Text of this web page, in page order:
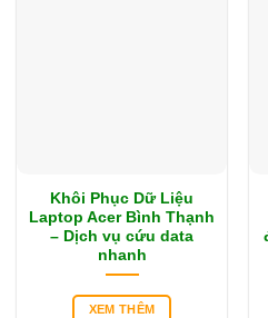
Khôi Phục Dữ Liệu
Laptop Acer Bình Thạnh
– Dịch vụ cứu data
nhanh
XEM THÊM